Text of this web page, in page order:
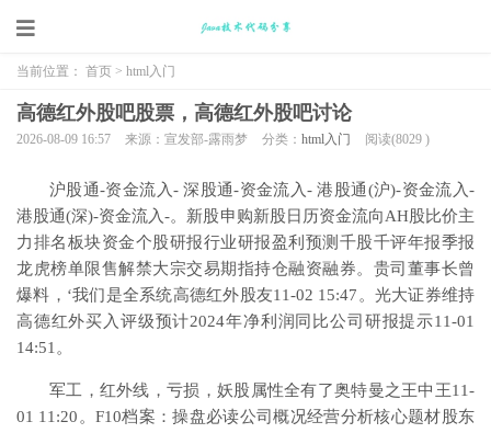
当前位置： 首页 > html入门
高德红外股吧股票，高德红外股吧讨论
2026-08-09 16:57 来源：宣发部-露雨梦 分类： html入门 阅读(8029 )
沪股通-资金流入- 深股通-资金流入- 港股通(沪)-资金流入-
港股通(深)-资金流入-。新股申购新股日历资金流向AH股比价主
力排名板块资金个股研报行业研报盈利预测千股千评年报季报
龙虎榜单限售解禁大宗交易期指持仓融资融券。贵司董事长曾
爆料，‘我们是全系统高德红外股友11-02 15:47。光大证券维持
高德红外买入评级预计2024年净利润同比公司研报提示11-01
14:51。
军工，红外线，亏损，妖股属性全有了奥特曼之王中王11-
01 11:20。F10档案：操盘必读公司概况经营分析核心题材股东